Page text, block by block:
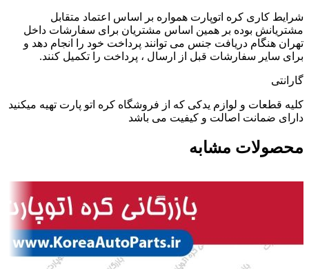
شرایط کاری کره اتوپارت همواره بر اساس اعتماد متقابل
مشتریانش بوده بر همین اساس مشتریان برای سفارشات داخل
تهران هنگام دریافت جنس می توانند پرداخت خود را انجام دهد و
برای سایر سفارشات قبل از ارسال ، پرداخت را تکمیل کنند.
گارانتی
کلیه قطعات و لوازم یدکی که از فروشگاه کره اتو پارت تهیه میکنید
دارای ضمانت اصالت و کیفیت می باشد
محصولات مشابه